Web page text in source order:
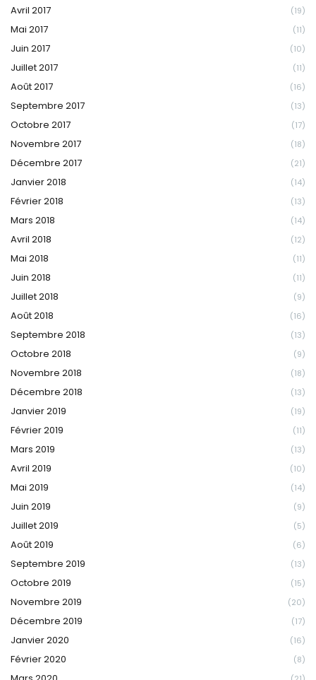
Avril 2017 (19)
Mai 2017 (11)
Juin 2017 (10)
Juillet 2017 (11)
Août 2017 (16)
Septembre 2017 (13)
Octobre 2017 (17)
Novembre 2017 (18)
Décembre 2017 (21)
Janvier 2018 (14)
Février 2018 (13)
Mars 2018 (14)
Avril 2018 (12)
Mai 2018 (11)
Juin 2018 (11)
Juillet 2018 (9)
Août 2018 (16)
Septembre 2018 (13)
Octobre 2018 (9)
Novembre 2018 (18)
Décembre 2018 (13)
Janvier 2019 (19)
Février 2019 (11)
Mars 2019 (13)
Avril 2019 (10)
Mai 2019 (14)
Juin 2019 (9)
Juillet 2019 (5)
Août 2019 (6)
Septembre 2019 (13)
Octobre 2019 (15)
Novembre 2019 (20)
Décembre 2019 (17)
Janvier 2020 (16)
Février 2020 (8)